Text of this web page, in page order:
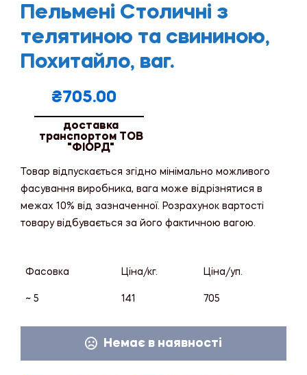
Пельмені Столичні з
телятиною та свининою,
Похитайло, ваг.
₴705.00
доставка
транспортом ТОВ
"ФІОРД"
Товар відпускається згідно мінімально можливого
фасування виробника, вага може відрізнятися в
межах 10% від зазначенної. Розрахунок вартості
товару відбувається за його фактичною вагою.
Фасовка Ціна/кг. Ціна/уп.
~ 5 141 705
Немає в наявності